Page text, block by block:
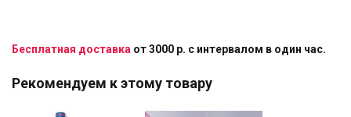
Бесплатная доставка от 3000 р. с интервалом в один час.
Рекомендуем к этому товару